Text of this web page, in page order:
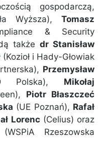
gospodarczą,
Wyższa), Tomasz
& Security
także dr Stanisław
(Kozioł i Hady-Głowiak
Przemysław
Polska), Mikołaj
Piotr Błaszczeć
(UE Poznań), Rafał
Lorenc(Celius) oraz
(WSPiA Rzeszowska